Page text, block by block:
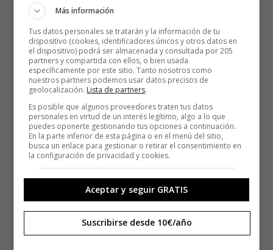
Más información
Tus datos personales se tratarán y la información de tu
dispositivo (cookies, identificadores únicos y otros datos en
el dispositivo) podrá ser almacenada y consultada por 205
partners y compartida con ellos, o bien usada
específicamente por este sitio. Tanto nosotros como
nuestros partners podemos usar datos precisos de
geolocalización. Lista de partners.
Es posible que algunos proveedores traten tus datos
personales en virtud de un interés legítimo, algo a lo que
puedes oponerte gestionando tus opciones a continuación.
En la parte inferior de esta página o en el menú del sitio,
busca un enlace para gestionar o retirar el consentimiento en
la configuración de privacidad y cookies.
Aceptar y seguir GRATIS
Suscribirse desde 10€/año